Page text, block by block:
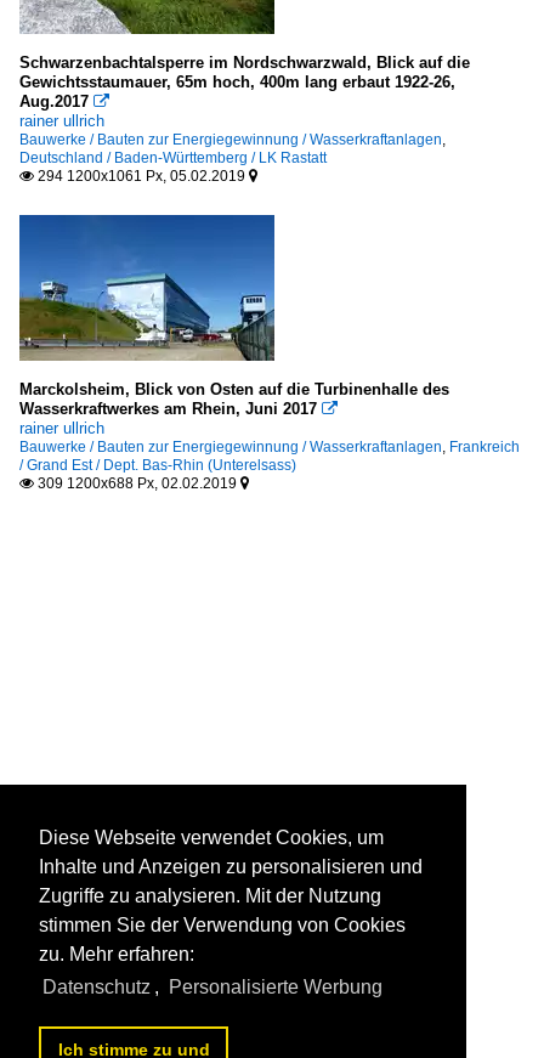
Schwarzenbachtalsperre im Nordschwarzwald, Blick auf die
Gewichtsstaumauer, 65m hoch, 400m lang erbaut 1922-26,
Aug.2017 
rainer ullrich
Bauwerke / Bauten zur Energiegewinnung / Wasserkraftanlagen,
Deutschland / Baden-Württemberg / LK Rastatt
 294 1200x1061 Px, 05.02.2019 
Marckolsheim, Blick von Osten auf die Turbinenhalle des
Wasserkraftwerkes am Rhein, Juni 2017 
rainer ullrich
Bauwerke / Bauten zur Energiegewinnung / Wasserkraftanlagen, Frankreich
/ Grand Est / Dept. Bas-Rhin (Unterelsass)
 309 1200x688 Px, 02.02.2019 
Diese Webseite verwendet Cookies, um
Inhalte und Anzeigen zu personalisieren und
Zugriffe zu analysieren. Mit der Nutzung
stimmen Sie der Verwendung von Cookies
zu. Mehr erfahren:
Datenschutz , Personalisierte Werbung
Ich stimme zu und